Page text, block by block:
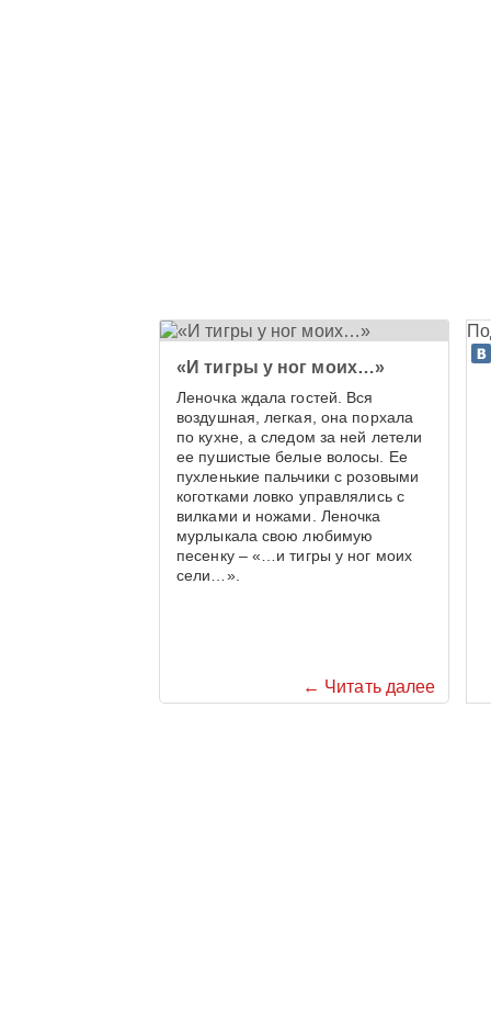
← Читать далее
«И тигры у ног моих…»
Леночка ждала гостей. Вся
воздушная, легкая, она порхала
по кухне, а следом за ней летели
ее пушистые белые волосы. Ее
пухленькие пальчики с розовыми
коготками ловко управлялись с
вилками и ножами. Леночка
мурлыкала свою любимую
песенку – «…и тигры у ног моих
сели…».